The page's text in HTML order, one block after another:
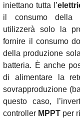
iniettano tutta l’
il consumo della
utilizzerà solo la
fornire il consumo
della produzione
batteria. È anche
di alimentare la
sovrapproduzione
questo caso,
controller MPPT per